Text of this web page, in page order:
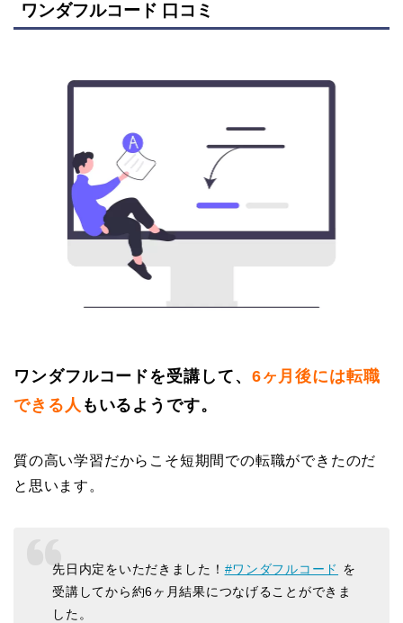
ワンダフルコード 口コミ
ワンダフルコードを受講して、 6ヶ月後には転職
できる人 もいるようです。
質の高い学習だからこそ短期間での転職ができたのだ
と思います。
先日内定をいただきました！ #ワンダフルコード を
受講してから約6ヶ月結果につなげることができま
した。